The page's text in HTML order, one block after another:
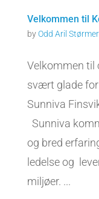
Velkommen til
byOdd Aril Størmer
Velkommen til
svært glade
Sunniva
Sunniva
og bred
ledelse og
miljøer. ...